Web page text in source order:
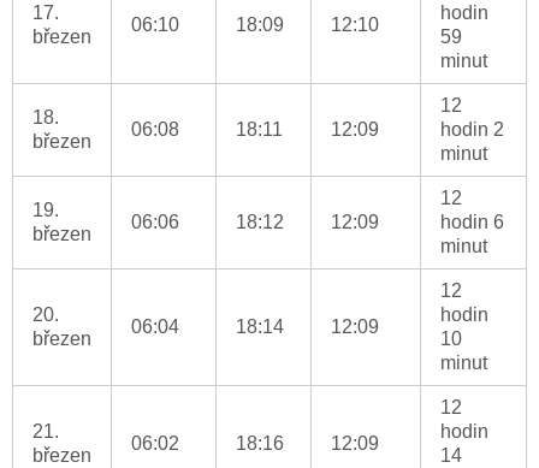
17.
březen
06:10 18:09 12:10
hodin
59
minut
18.
březen
06:08 18:11 12:09
12
hodin 2
minut
19.
březen
06:06 18:12 12:09
12
hodin 6
minut
20.
březen
06:04 18:14 12:09
12
hodin
10
minut
21.
březen
06:02 18:16 12:09
12
hodin
14